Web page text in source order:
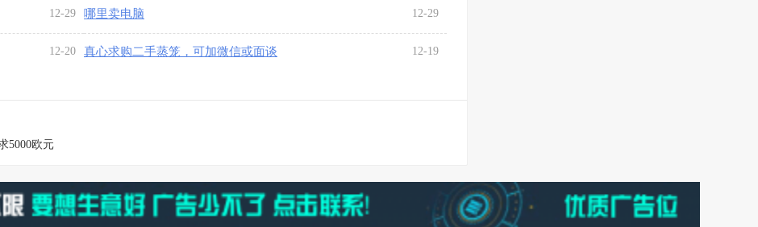
12-29 哪里卖电脑 12-29
12-20 真心求购二手蒸笼，可加微信或面谈 12-19
5000欧元